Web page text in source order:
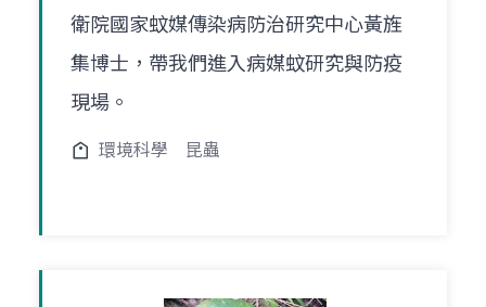
衛院國家蚊媒傳染病防治研究中心黃旌
集博士，帶我們進入病媒蚊研究與防疫
現場。
環境科學 昆蟲